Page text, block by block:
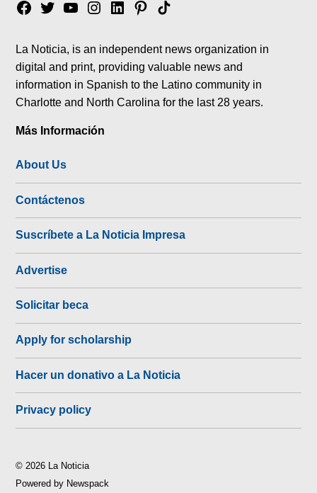
Facebook
TwitterYouTubeInstagram
LinkedinPinterest
Tik
La Noticia, is an independent news organization in
digital and print, providing valuable news and
information in Spanish to the Latino community in
Charlotte and North Carolina for the last 28 years.
Más Información
About Us
Contáctenos
Suscríbete a La Noticia Impresa
Advertise
Solicitar beca
Apply for scholarship
Hacer un donativo a La Noticia
Privacy policy
© 2026 La Noticia
Powered by Newspack